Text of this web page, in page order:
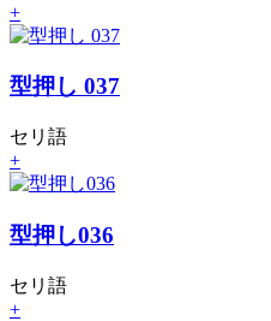
+
型押し 037
セリ語
+
型押し036
セリ語
+